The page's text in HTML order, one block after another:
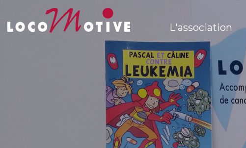
L'association